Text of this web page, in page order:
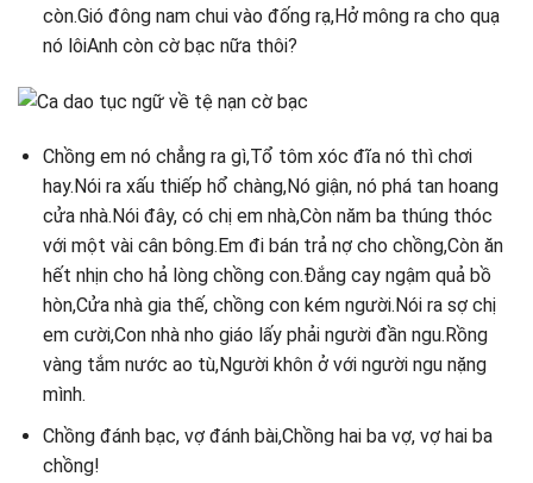
còn.Gió đông nam chui vào đống rạ,Hở mông ra cho quạ
nó lôiAnh còn cờ bạc nữa thôi?
Chồng em nó chẳng ra gì,Tổ tôm xóc đĩa nó thì chơi
hay.Nói ra xấu thiếp hổ chàng,Nó giận, nó phá tan hoang
cửa nhà.Nói đây, có chị em nhà,Còn năm ba thúng thóc
với một vài cân bông.Em đi bán trả nợ cho chồng,Còn ăn
hết nhịn cho hả lòng chồng con.Đắng cay ngậm quả bồ
hòn,Cửa nhà gia thế, chồng con kém người.Nói ra sợ chị
em cười,Con nhà nho giáo lấy phải người đần ngu.Rồng
vàng tắm nước ao tù,Người khôn ở với người ngu nặng
mình.
Chồng đánh bạc, vợ đánh bài,Chồng hai ba vợ, vợ hai ba
chồng!